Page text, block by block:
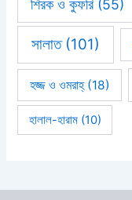
শিরক ও কুফরি(55)
সালাত(101)
হজ্জ ও ওমরাহ্‌(18)
হালাল-হারাম(10)